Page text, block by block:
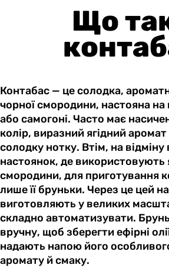
Що
Контабас — це солодка,
чорної смородини, настояна на
або самогоні. Часто має
колір, виразний ягідний
солодку нотку. Втім, на відміну
настоянок, де використовують
смородини, для приготування
лише її бруньки. Через це цей
виготовляють у великих
складно автоматизувати.
вручну, щоб зберегти ефірні
надають напою його
аромату й смаку.